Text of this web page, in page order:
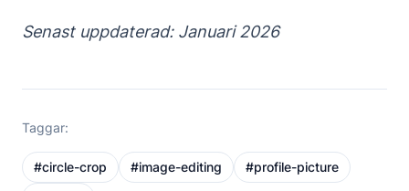
Senast uppdaterad: Januari 2026
Taggar:
#circle-crop #image-editing #profile-picture